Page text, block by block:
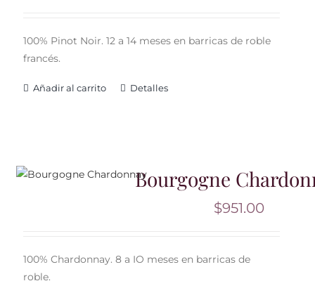
100% Pinot Noir. 12 a 14 meses en barricas de roble
francés.
Añadir al carrito Detalles
Bourgogne
$951.00
100% Chardonnay. 8 a IO meses en barricas de
roble.